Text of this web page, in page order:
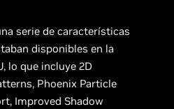
serie de características
disponibles en la
lo que incluye 2D
Phoenix Particle
Improved Shadow